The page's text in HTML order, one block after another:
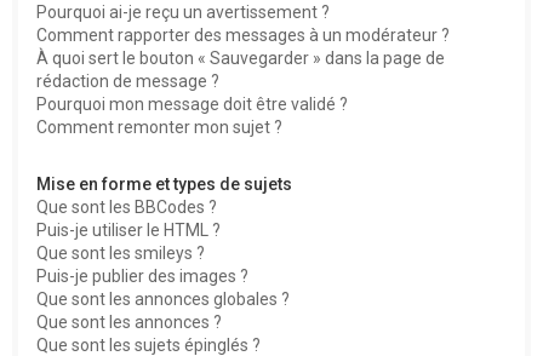
Pourquoi ai-je reçu un avertissement ?
Comment rapporter des messages à un modérateur ?
À quoi sert le bouton « Sauvegarder » dans la page de
rédaction de message ?
Pourquoi mon message doit être validé ?
Comment remonter mon sujet ?
Mise en forme et types de sujets
Que sont les BBCodes ?
Puis-je utiliser le HTML ?
Que sont les smileys ?
Puis-je publier des images ?
Que sont les annonces globales ?
Que sont les annonces ?
Que sont les sujets épinglés ?